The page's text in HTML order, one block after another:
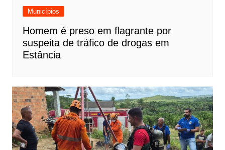
Municípios
Homem é preso em flagrante por
suspeita de tráfico de drogas em
Estância